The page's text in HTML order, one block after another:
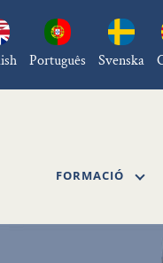
Português Svenska
FORMACIÓ